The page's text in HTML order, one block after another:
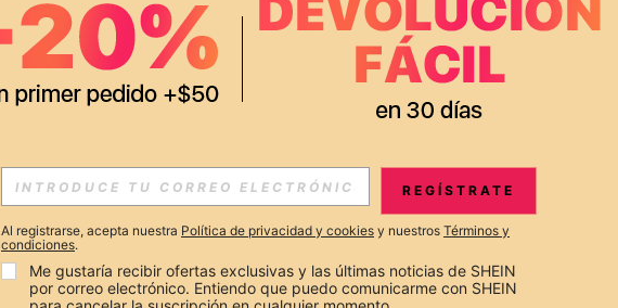
REGÍSTRATE
Al registrarse, acepta nuestra Política de privacidad y cookies y nuestros Términos y
condiciones.
Me gustaría recibir ofertas exclusivas y las últimas noticias de SHEIN
por correo electrónico. Entiendo que puedo comunicarme con SHEIN